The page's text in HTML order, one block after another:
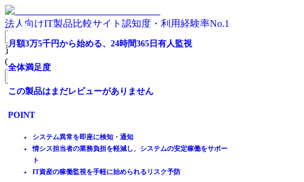
法人向けIT製品比較サイト 認知度・利用経験率No.1
資料請求リスト
0 件
製品を探す
記事を読む
はじめての方へ
掲載について
ITトレンドへの掲載
全世界で6000社以上の導入実績！直感型ネットワーク監視
月額3万5千円から始める、24時間365日有人監視
全体満足度
この製品はまだレビューがありません
POINT
システム異常を即座に検知・通知
情シス担当者の業務負担を軽減し、システムの安定稼働をサポー
ト
IT資産の稼働監視を手軽に始められるリスク予防